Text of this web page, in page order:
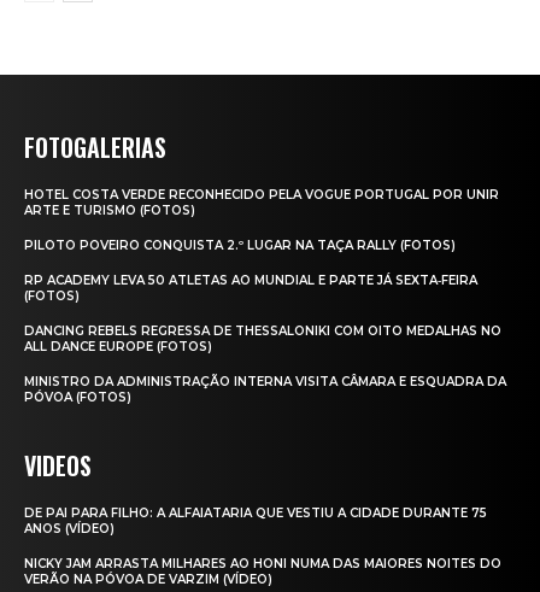
FOTOGALERIAS
HOTEL COSTA VERDE RECONHECIDO PELA VOGUE PORTUGAL POR UNIR
ARTE E TURISMO (FOTOS)
PILOTO POVEIRO CONQUISTA 2.º LUGAR NA TAÇA RALLY (FOTOS)
RP ACADEMY LEVA 50 ATLETAS AO MUNDIAL E PARTE JÁ SEXTA‑FEIRA
(FOTOS)
DANCING REBELS REGRESSA DE THESSALONIKI COM OITO MEDALHAS NO
ALL DANCE EUROPE (FOTOS)
MINISTRO DA ADMINISTRAÇÃO INTERNA VISITA CÂMARA E ESQUADRA DA
PÓVOA (FOTOS)
VIDEOS
DE PAI PARA FILHO: A ALFAIATARIA QUE VESTIU A CIDADE DURANTE 75
ANOS (VÍDEO)
NICKY JAM ARRASTA MILHARES AO HONI NUMA DAS MAIORES NOITES DO
VERÃO NA PÓVOA DE VARZIM (VÍDEO)